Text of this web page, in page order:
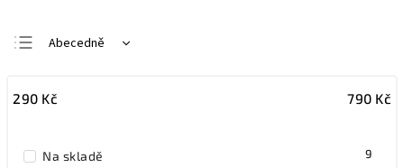
Abecedně
Nejdražší
290 Kč 790 Kč
Na skladě 9